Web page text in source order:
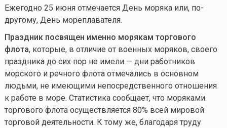
Ежегодно 25 июня отмечается День моряка или, по-
другому, День мореплавателя.
Праздник посвящен именно морякам торгового
флота, которые, в отличие от военных моряков, своего
праздника до сих пор не имели — дни работников
морского и речного флота отмечались в основном
людьми, не имеющими непосредственного отношения
к работе в море. Статистика сообщает, что моряками
торгового флота осуществляется 80% всей мировой
торговой деятельности. К тому же, благодаря труду